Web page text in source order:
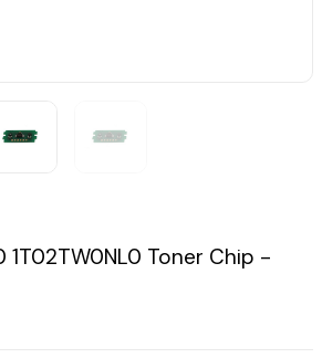
1T02TW0NL0 Toner Chip -